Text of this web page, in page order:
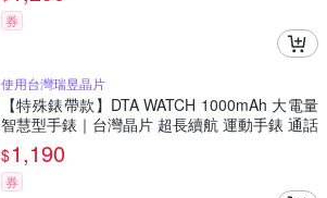
券
使用台灣瑞昱晶片
【特殊錶帶款】DTA WATCH 1000mAh 大電量
智慧型手錶｜台灣晶片 超長續航 運動手錶 通話
手錶 藍牙 健身
$1,190
券